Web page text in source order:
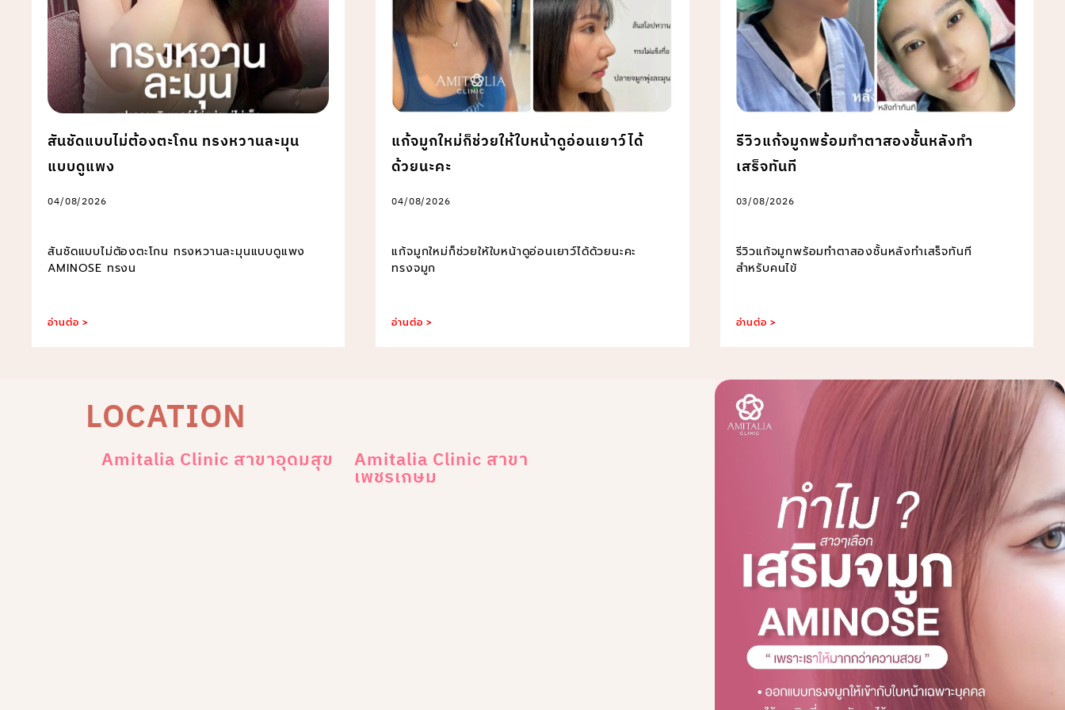
สันชัดแบบไม่ต้องตะโกน ทรงหวานละมุน
แบบดูแพง
04/08/2026
สันชัดแบบไม่ต้องตะโกน ทรงหวานละมุนแบบดูแพง
AMINOSE ทรงน
อ่านต่อ >
แก้จมูกใหม่ก็ช่วยให้ใบหน้าดูอ่อนเยาว์ได้
ด้วยนะคะ
04/08/2026
แก้จมูกใหม่ก็ช่วยให้ใบหน้าดูอ่อนเยาว์ได้ด้วยนะคะ
ทรงจมูก
อ่านต่อ >
รีวิวแก้จมูกพร้อมทำตาสองชั้นหลังทำ
เสร็จทันที
03/08/2026
รีวิวแก้จมูกพร้อมทำตาสองชั้นหลังทำเสร็จทันที
สำหรับคนไข้
อ่านต่อ >
LOCATION
Amitalia Clinic สาขาอุดมสุข Amitalia Clinic สาขา
เพชรเกษม